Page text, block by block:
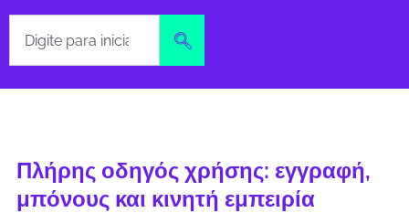
Πλήρης οδηγός χρήσης: εγγραφή,
μπόνους και κινητή εμπειρία